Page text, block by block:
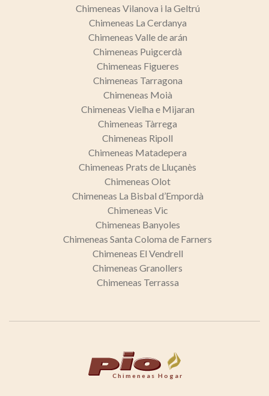
Chimeneas Vilanova i la Geltrú
Chimeneas La Cerdanya
Chimeneas Valle de arán
Chimeneas Puigcerdà
Chimeneas Figueres
Chimeneas Tarragona
Chimeneas Moià
Chimeneas Vielha e Mijaran
Chimeneas Tàrrega
Chimeneas Ripoll
Chimeneas Matadepera
Chimeneas Prats de Lluçanès
Chimeneas Olot
Chimeneas La Bisbal d’Empordà
Chimeneas Vic
Chimeneas Banyoles
Chimeneas Santa Coloma de Farners
Chimeneas El Vendrell
Chimeneas Granollers
Chimeneas Terrassa
Chimeneas Hogar